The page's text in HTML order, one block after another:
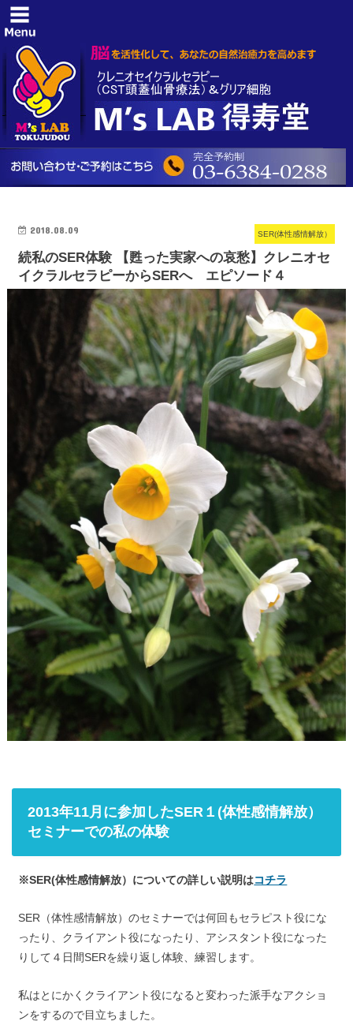
SER(体性感情解放）
2018.08.09
続私のSER体験 【甦った実家への哀愁】クレニオセ
イクラルセラピーからSERへ エピソード４
2013年11月に参加したSER１(体性感情解放）
セミナーでの私の体験
※SER(体性感情解放）についての詳しい説明はコチラ
SER（体性感情解放）のセミナーでは何回もセラピスト役にな
ったり、クライアント役になったり、アシスタント役になった
りして４日間SERを繰り返し体験、練習します。
私はとにかくクライアント役になると変わった派手なアクショ
ンをするので目立ちました。